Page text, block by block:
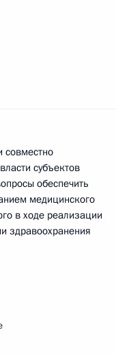
совместно
субъектов
обеспечить
медицинского
в ходе реализации
здравоохранения